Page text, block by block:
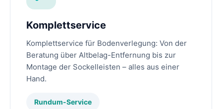
Komplettservice
Komplettservice für Bodenverlegung: Von der
Beratung über Altbelag-Entfernung bis zur
Montage der Sockelleisten – alles aus einer
Hand.
Rundum-Service